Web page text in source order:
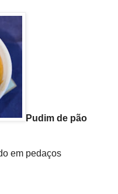
Pudim de pão
em pedaços